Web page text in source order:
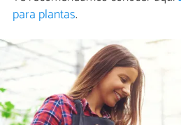
para plantas.